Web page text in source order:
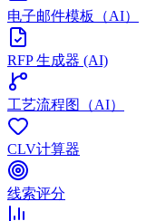
电子邮件模板（AI）
RFP 生成器 (AI)
工艺流程图（AI）
CLV计算器
线索评分